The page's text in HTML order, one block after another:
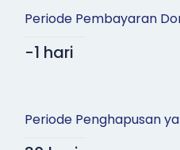
Periode Pembayaran
-1 hari
Periode Penghapusan